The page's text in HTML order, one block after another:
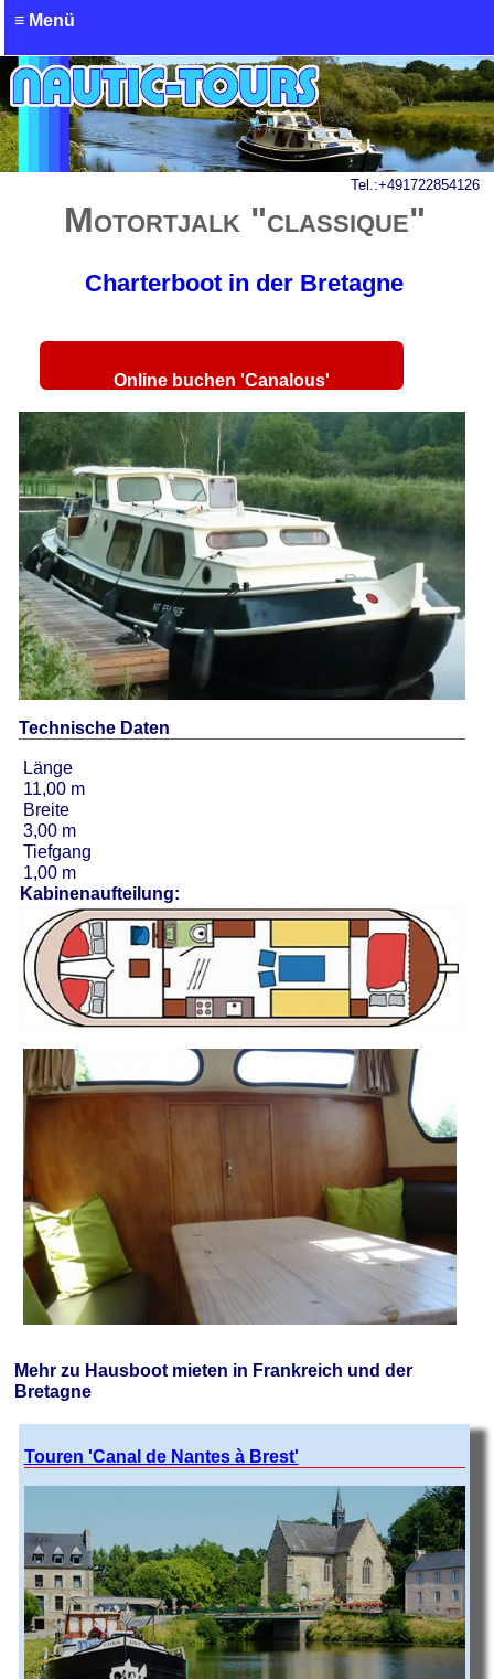
≡ Menü
Tel.:+491722854126
Motortjalk "classique"
Charterboot in der Bretagne
Online buchen 'Canalous'
Technische Daten
Länge
11,00 m
Breite
3,00 m
Tiefgang
1,00 m
Kabinenaufteilung:
Mehr zu Hausboot mieten in Frankreich und der
Bretagne
Touren 'Canal de Nantes à Brest'